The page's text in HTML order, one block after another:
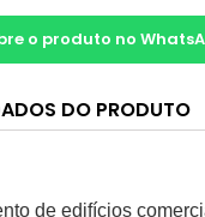
o produto no
DO PRODUTO
de edifícios